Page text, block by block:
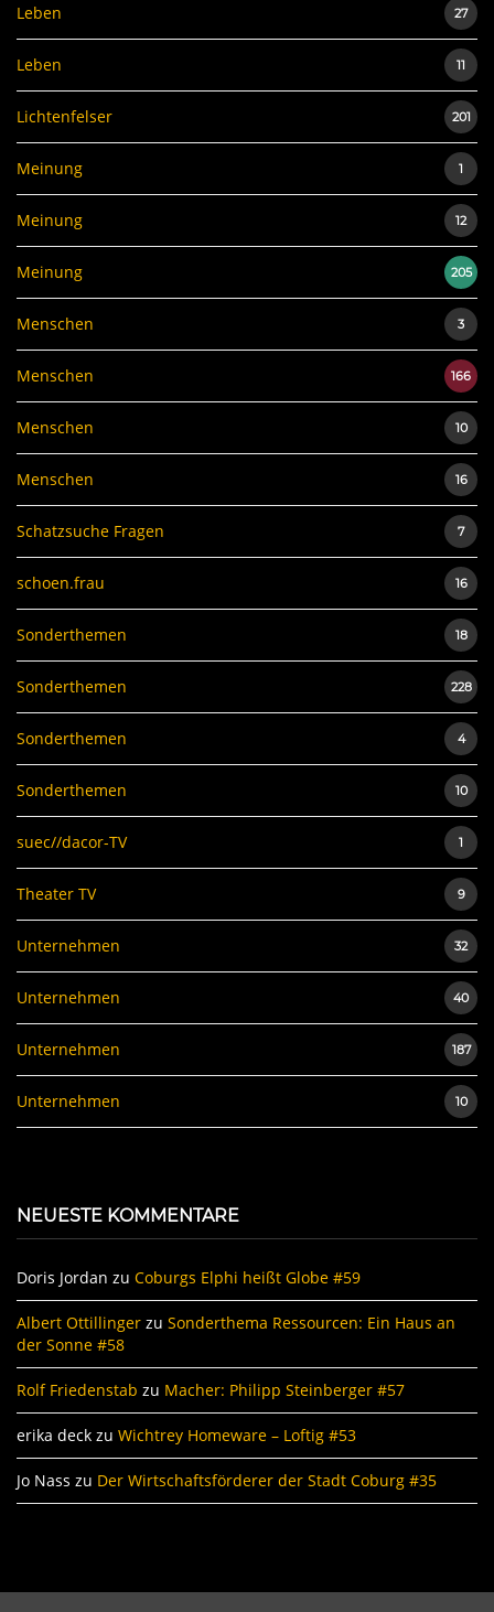
Leben 27
Leben 11
Lichtenfelser 201
Meinung 1
Meinung 12
Meinung 205
Menschen 3
Menschen 166
Menschen 10
Menschen 16
Schatzsuche Fragen 7
schoen.frau 16
Sonderthemen 18
Sonderthemen 228
Sonderthemen 4
Sonderthemen 10
suec//dacor-TV 1
Theater TV 9
Unternehmen 32
Unternehmen 40
Unternehmen 187
Unternehmen 10
NEUESTE KOMMENTARE
Doris Jordan zu Coburgs Elphi heißt Globe #59
Albert Ottillinger zu Sonderthema Ressourcen: Ein Haus an
der Sonne #58
Rolf Friedenstab zu Macher: Philipp Steinberger #57
erika deck zu Wichtrey Homeware – Loftig #53
Jo Nass zu Der Wirtschaftsförderer der Stadt Coburg #35